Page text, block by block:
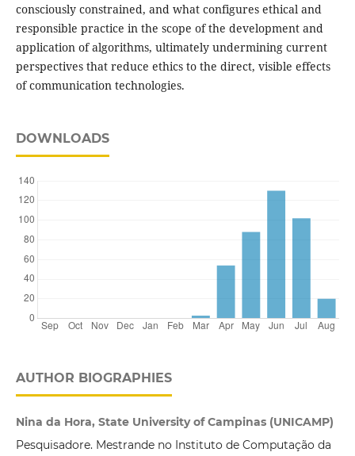
consciously constrained, and what configures ethical and
responsible practice in the scope of the development and
application of algorithms, ultimately undermining current
perspectives that reduce ethics to the direct, visible effects
of communication technologies.
DOWNLOADS
AUTHOR BIOGRAPHIES
Nina da Hora, State University of Campinas (UNICAMP)
Pesquisadore. Mestrande no Instituto de Computação da